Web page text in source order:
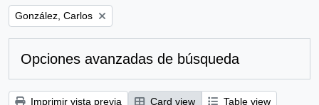
Remove filter:
González, Carlos
Opciones avanzadas de búsqueda
Imprimir vista previa Card view
Table view